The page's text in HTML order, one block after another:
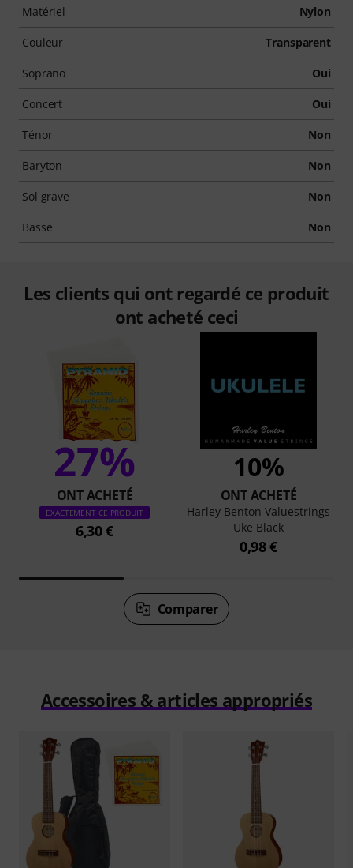
Matériel Nylon
Couleur Transparent
Soprano Oui
Concert Oui
Ténor Non
Baryton Non
Sol grave Non
Basse Non
Les clients qui ont regardé ce produit
ont acheté ceci
27%
ONT ACHETÉ
EXACTEMENT CE PRODUIT
6,30 €
10%
ONT ACHETÉ
Harley Benton Valuestrings
Uke Black
0,98 €
Comparer
Accessoires & articles appropriés